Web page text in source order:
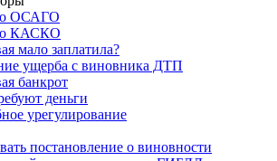
ОСАГО
КАСКО
мало заплатила?
ущерба с виновника ДТП
банкрот
деньги
урегулирование
постановление о виновности